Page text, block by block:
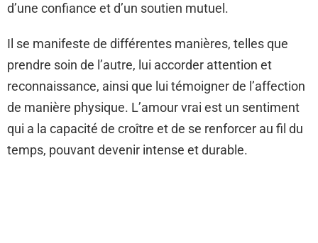
d’une confiance et d’un soutien mutuel.
Il se manifeste de différentes manières, telles que
prendre soin de l’autre, lui accorder attention et
reconnaissance, ainsi que lui témoigner de l’affection
de manière physique. L’amour vrai est un sentiment
qui a la capacité de croître et de se renforcer au fil du
temps, pouvant devenir intense et durable.